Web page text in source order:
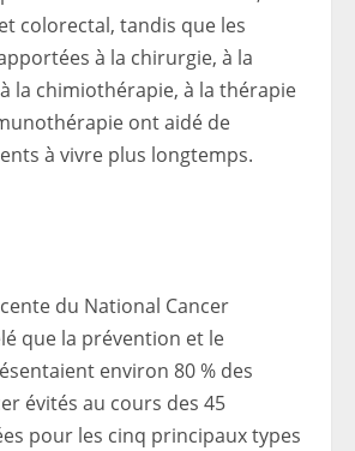
colorectal, tandis que les
à la chirurgie, à la
la chimiothérapie, à la thérapie
ont aidé de
à vivre plus longtemps.
du National Cancer
que la prévention et le
environ 80 % des
évités au cours des 45
pour les cinq principaux types